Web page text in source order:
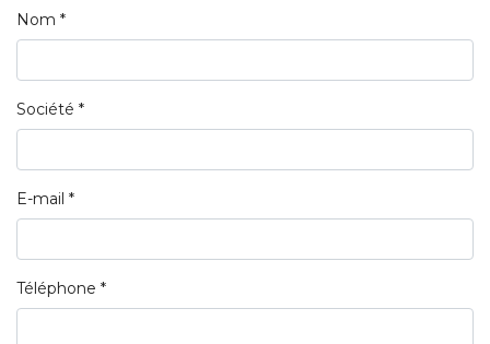
Nom *
Société *
E-mail *
Téléphone *